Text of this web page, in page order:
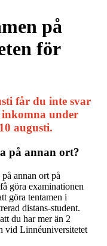
på
för
får du inte svar
under
augusti.
på annan ort?
annan ort på
göra examinationen
göra tentamen i
distans-student.
du har mer än 2
vid Linnéuniversitetet